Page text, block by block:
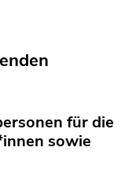
für die
sowie